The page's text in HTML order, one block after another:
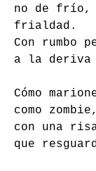
no de frío,
frialdad.
Con rumbo
a la
Cómo
como
con una